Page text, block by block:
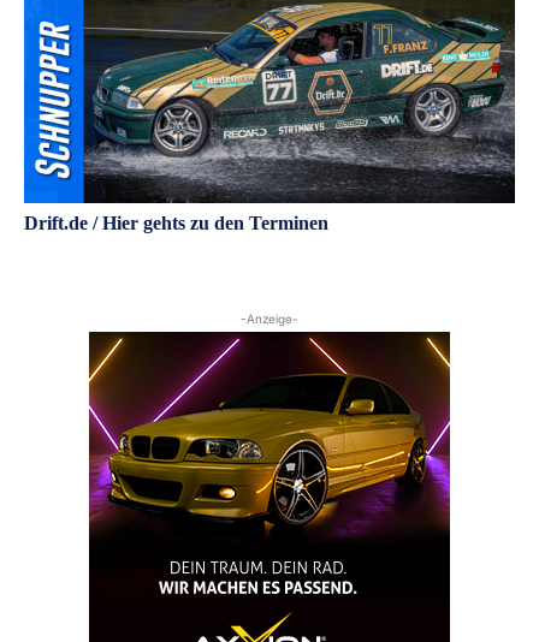
Drift.de / Hier gehts zu den Terminen
-Anzeige-